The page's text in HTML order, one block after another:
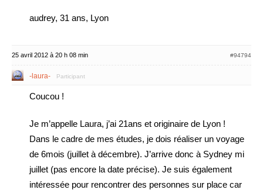
audrey, 31 ans, Lyon
25 avril 2012 à 20 h 08 min #94794
-laura- Participant
Coucou !
Je m’appelle Laura, j’ai 21ans et originaire de Lyon !
Dans le cadre de mes études, je dois réaliser un voyage
de 6mois (juillet à décembre). J’arrive donc à Sydney mi
juillet (pas encore la date précise). Je suis également
intéressée pour rencontrer des personnes sur place car